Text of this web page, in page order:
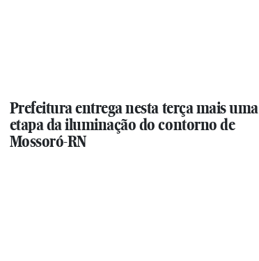
Prefeitura entrega nesta terça mais uma
etapa da iluminação do contorno de
Mossoró-RN